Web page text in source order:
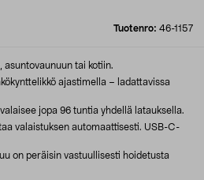
Tuotenro: 46-1157
asuntovaunuun tai kotiin.
ajastimella – ladattavissa
jopa 96 tuntia yhdellä latauksella.
valaistuksen automaattisesti. USB-C-
on peräisin vastuullisesti hoidetusta